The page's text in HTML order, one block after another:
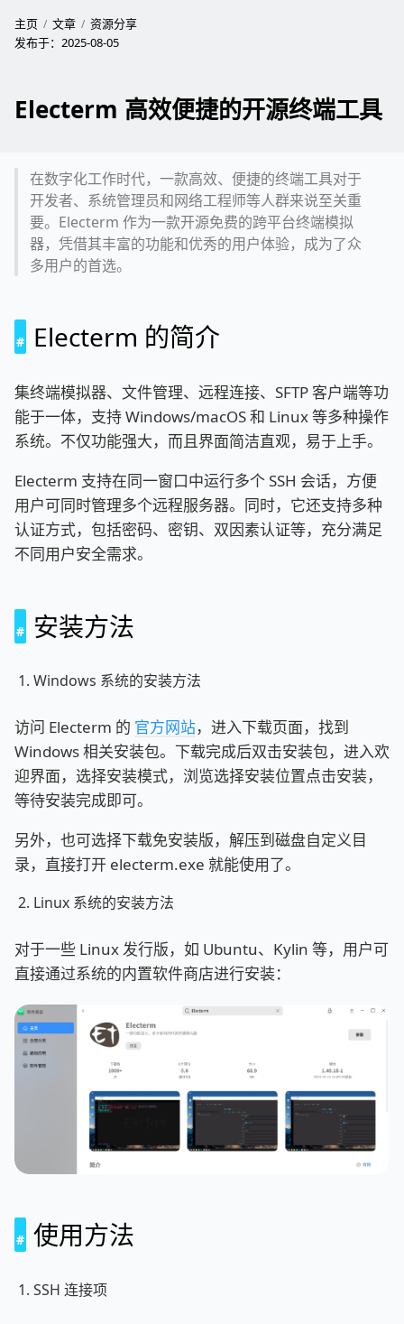
主页 文章
资源分享
发布于： 2025-08-05
Electerm 高效便捷的开源终端工具
在数字化工作时代，一款高效、便捷的终端工具对于
开发者、系统管理员和网络工程师等人群来说至关重
要。Electerm 作为一款开源免费的跨平台终端模拟
器，凭借其丰富的功能和优秀的用户体验，成为了众
多用户的首选。
Electerm 的简介
集终端模拟器、文件管理、远程连接、SFTP 客户端等功
能于一体，支持 Windows/macOS 和 Linux 等多种操作
系统。不仅功能强大，而且界面简洁直观，易于上手。
Electerm 支持在同一窗口中运行多个 SSH 会话，方便
用户可同时管理多个远程服务器。同时，它还支持多种
认证方式，包括密码、密钥、双因素认证等，充分满足
不同用户安全需求。
安装方法
Windows 系统的安装方法
访问 Electerm 的 官方网站，进入下载页面，找到
Windows 相关安装包。下载完成后双击安装包，进入欢
迎界面，选择安装模式，浏览选择安装位置点击安装，
等待安装完成即可。
另外，也可选择下载免安装版，解压到磁盘自定义目
录，直接打开 electerm.exe 就能使用了。
Linux 系统的安装方法
对于一些 Linux 发行版，如 Ubuntu、Kylin 等，用户可
直接通过系统的内置软件商店进行安装：
使用方法
SSH 连接项